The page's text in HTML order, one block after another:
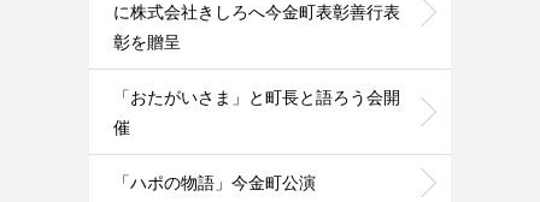
に株式会社きしろへ今金町表彰善行表
彰を贈呈
「おたがいさま」と町長と語ろう会開
催
「ハポの物語」今金町公演